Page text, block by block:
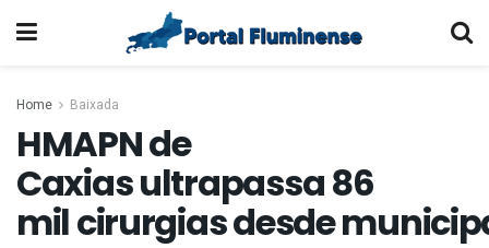
Home Baixada
HMAPN de
Caxias ultrapassa 86
mil cirurgias desde